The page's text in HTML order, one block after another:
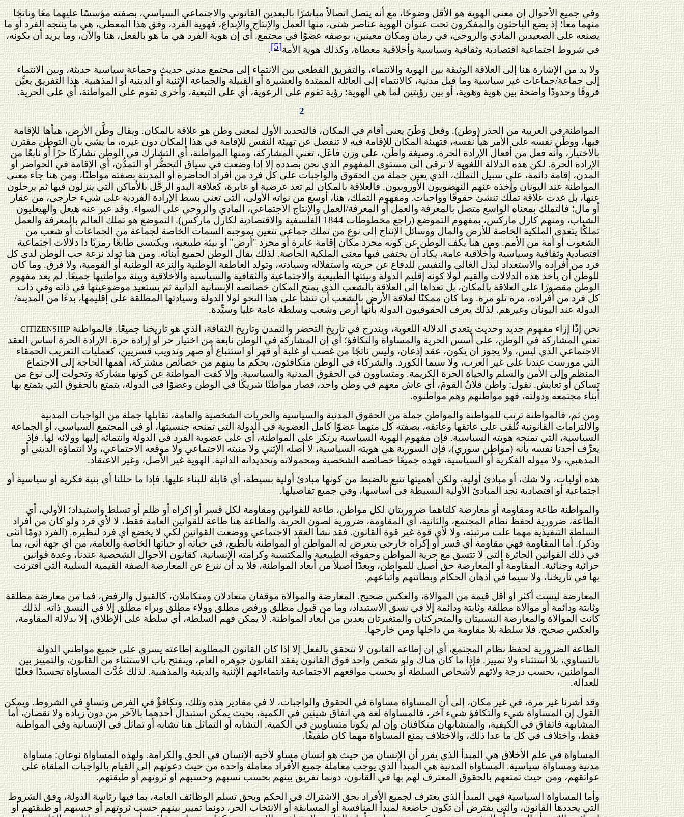
وفي جميع الأحوال إن معنى الهوية هو الأقل وضوحًا، مع أنه يتصل اتصالاً مباشرًا بالبعدين القانوني والاجتماعي السياسي، بصفته مؤسسًا عليهما معًا وناتجًا
منهما معا؛ إذ يضع الباحثون والمفكرون تحت عنوان الهوية عناصر شتى، منها العمل والإنتاج والإبداع، فهوية الفرد، وفق هذا المعطى، هي ما ينتجه الفرد أو ما
يصنعه على الصعيدين المادي والروحي، في زمان ومكان معينين، بوصفه عضوًا في مجتمع. أي إن هوية الفرد هي ما هو بالفعل، هنا والآن، وما يريد أن يكونه،
في شروط اجتماعية اقتصادية وثقافية وسياسية وأخلاقية معطاة، وكذلك هوية الأمة[5]
.
ولا بد من الإشارة هنا إلى العلاقة الوثيقة بين الهوية والانتماء، والتفريق القطعي بين الانتماء إلى مجتمع مدني حديث وجماعة سياسية حديثة، وبين الانتماء
إلى جماعة/جماعات غير سياسية وما قبل مدنية، كالانتماء إلى العائلة الممتدة والعشيرة أو القبيلة والجماعة الإثنية أو الدينية أو المذهبية. هذا التفريق يعيِّن
فروقًا وحدودًا واضحة بين هوية وهوية، أو بين رؤيتين لما هي الهوية: رؤية تقوم على الرعوية، أي على التبعية، وأخرى تقوم على المواطنة، أي على الحرية.
2
المواطنة في العربية من الجذر (وطن). وفعل وَطَنَ يعنى أقام في المكان، فالتحديد الأول لمعنى وطن هو علاقة بالمكان. ويقال وطَّن الأرض، هيأها للإقامة
فيها، ووطِّن نفسه على الأمر هيأ نفسه، فتهيئة المكان للإقامة فيه لا تنفصل عن تهيئة النفس للإقامة في هذا المكان دون غيره، ما يشي بأن التوطن مقترن
بالاختيار، وأنه فعل من أفعال الإرادة الحرة. وصيغة واطَن، على وزن فاعَل، تعني المشاركة، ومنها المواطنة، أي التشارك في الوطن تشاركًا حرًا أو نابعًا من
الإرادة الحرة. لكن هذه الدلالة اللغوية لا ترقى إلى مستوى المفهوم الذي نحن بصدده إلا إذا وضعت في سياق التحضُّر أو التمدُّن، أي الإقامة في الحواضر أو
المدن، إقامة دائمة، على سبيل التملُّك، الذي يعين جملة من الحقوق والواجبات على كل فرد من أفراد الحاضرة أو المدينة بصفته مواطنًا، ومن هنا جاء معنى
المواطنة عند اليونان وأخذه عنهم النهضويون الأوروبيون. فالعلاقة بالمكان لم تعد عرضية أو عابرة، كعلاقة البدو الرحَّل بالأماكن التي ينزلون فيها ثم يرحلون
عنها، بل غدت علاقة تملُّك تنشئ حقوقًا وواجبات. ومفهوم التملك، هنا، أوسع من نواته الأولى، التي تعني بسط الإرادة الفردية على شيء خارجي، من عقار
أو مال؛ فالتملك بمعناه الواسع متصل بالمعرفة والعمل أو المعرفة/العمل والإنتاج الاجتماعي، المادي والروحي على السواء. وقد عبر عنه هيغل والهيغليون
الشباب، ومنهم كارل ماركس، بمفهوم التموضع (راجع مخطوطات 1844 الفلسفية والاقتصادية لكارل ماركس). التموضع هو تملك العالم بالمعرفة والعمل
تملكًا يتعدى الملكية الخاصة للأرض والمال ووسائل الإنتاج إلى نوع من تملك جماعي تتعين بموجبه السمات الخاصة لجماعة من الجماعات أو شعب من
الشعوب أو أمة من الأمم. ومن هنا يكف الوطن عن كونه مجرد مكان إقامة عابرة أو مجرد "أرض" أو بيئة طبيعية، ويكتسي طابعًا رمزيًا ذا دلالات اجتماعية
اقتصادية وثقافية وسياسية وأخلاقية عامة، يكاد أن يختفي فيها معنى الملكية الخاصة. لذلك يقال الوطن لجميع أبنائه. ومن هنا تولد نزعة حب الوطن لدى كل
فرد من أفراده والاستعداد لبذل الغالي والنفيس للدفاع عن حريته واستقلاله وسيادته، وتولد العاطفة الوطنية والنزعة الوطنية أو القومية، ولا فرق. وما كان
للوطن أن يأخذ هذه الدلالات والقيم لولا كونه إقليم الدولة وبيئتها الطبيعية والاجتماعية والثقافية والسياسية والأخلاقية وبيئة مواطنيها جميعًا. لم يعد مفهوم
الوطن مقصورًا على العلاقة بالمكان، بل تعداها إلى العلاقة بالشعب الذي يمنح المكان خصائصه الإنسانية الذاتية ثم يستعيد موضوعيتها في ذاته وفي ذات
كل فرد من أفراده، مرة تلو مرة. وما كان ممكنًا لعلاقة الأرض بالشعب أن تنشأ على هذا النحو لولا الدولة وسيادتها المطلقة على إقليمها، بدءًا من المدينة/
الدولة عند اليونان وغيرهم. لذلك يعرف الحقوقيون الدولة بأنها أرض وشعب وسلطة عامة عليا وسيِّدة.
نحن إذًا إزاء مفهوم جديد وحديث يتعدى الدلالة اللغوية، ويندرج في تاريخ التحضر والتمدن وتاريخ الثقافة، الذي هو تاريخنا جميعًا. فالمواطنةCITIZENSHIP
تعني المشاركة في الوطن، على أسس الحرية والمساواة والتكافؤ؛ أي إن المشاركة في الوطن نابعة من اختيار حر أو إرادة حرة. الإرادة الحرة أساس العقد
الاجتماعي الذي ليس، ولا يجوز أن يكون، عقد إذعان، وليس ناتجًا من غصب أو غلبة أو قهر أو استتباع أو صهر وتذويب قسريين، كعمليات التعريب الحمقاء
التي مورست عندنا على غير العرب، ولا سيما الكورد. والشركاء في الوطن متكافئون، بحكم ما بينهم من خصائص مشتركة، أهمها الحاجة إلى الاجتماع
المنظم وإلى الأمن والسلم والحياة الحرة الكريمة. ومتساوون في الحقوق المدنية والسياسية. وإلا كفت المواطنة عن كونها مشاركة وتحولت إلى نوع من
تساكن أو تعايش. نقول: واطن فلانٌ القومَ، أي عاش معهم في وطن واحد، فصار مواطنًا شريكًا في الوطن وعضوًا في الدولة، يتمتع بالحقوق التي يتمتع بها
أبناء مجتمعه ودولته، فهو مواطنهم وهم مواطنوه.
ومن ثم، فالمواطنة ترتب للمواطنة والمواطن جملة من الحقوق المدنية والسياسية والحريات الشخصية والعامة، تقابلها جملة من الواجبات المدنية
والالتزامات القانونية تُلقى على عاتقها وعاتقه، بصفته كل منهما عضوًا كامل العضوية في الدولة التي تمنحه جنسيتها، أو في المجتمع السياسي، أو الجماعة
السياسية، التي تمنحه هويته السياسية. فإن مفهوم الهوية السياسية يرتكز على المواطنة، أي على عضوية الفرد في الدولة وانتمائه إليها وولائه لها. فإذ
يعرِّف أحدنا نفسه بأنه (مواطن سوري)، فإن السورية هي هويته السياسية، لا أصله الإثني ولا منبته الاجتماعي ولا موقعه الاجتماعي، ولا انتماؤه الديني أو
المذهبي، ولا ميوله الفكرية أو السياسية، فهذه جميعًا خصائصه الشخصية ومحمولاته وتحديداته الذاتية. الهوية غير الأصل، وغير الاعتقاد.
هذه أوليات، ولا شك، أو مبادئ أولية، ولكن أهميتها تنبع بالضبط من كونها مبادئ أولية بسيطة، أي قابلة للبناء عليها. فإذا ما حللنا أي بنية فكرية أو سياسية أو
اجتماعية أو اقتصادية نجد المبادئ الأولية البسيطة في أساسها، وفي جميع تفاصيلها.
والمواطنة طاعة ومقاومة أو معارضة كلتاهما ضروريتان لكل مواطن، طاعة للقوانين ومقاومة لكل قسر أو إكراه أو ظلم أو تسلط واستبداد؛ الأولى، أي
الطاعة، ضرورية لحفظ نظام المجتمع، والثانية، أي المقاومة، ضرورية لصون الحرية. والطاعة هنا طاعة للقوانين العامة فقط، لا لأي فرد ولو كان من أفراد
السلطة التنفيذية مهما علت مرتبته، ولا لأي قوة غير قوة القانون. فقد نشأ العقد الاجتماعي ووضعت القوانين لكي لا يخضع أي فرد لنظيره. (الفرد دومًا أنثى
وذكر). أما المقاومة فهي مقاومة أي قسر أو إكراه خارجي يتعرض له المواطن أو المواطنة بالطبع، في حياته أو حياتها الخاصة والعامة، من أي جهة أتى، بما
في ذلك القوانين الجائرة التي لا تتسق مع حرية المواطن وحقوقه الطبيعية والمكتسبة وكرامته الإنسانية، كقانون الأحوال الشخصية عندنا، وعدة قوانين
جزائية وجنائية. المقاومة أو المعارضة حق أصيل للمواطن، وبعدًا أصيلاً من أبعاد المواطنة، فلا بد أن ننزع عن المعارضة الصفة القيمية السلبية التي اقترنت
بها في تاريخنا، ولا سيما في أذهان الحكام وبطانتهم وأتباعهم.
المعارضة ليست أكثر أو أقل قيمة من الموالاة، والعكس صحيح. المعارضة والموالاة موقفان متعادلان ومتكاملان، كالقبول والرفض، فما من معارضة مطلقة
وثابتة ودائمة أو موالاة مطلقة وثابتة ودائمة إلا في نسق الاستبداد، وما من قبول مطلق ورفض مطلق وولاء مطلق وبراء مطلق إلا في النسق ذاته. لذلك
كانت الموالاة والمعارضة النسبيتان والمتحركتان والمتغيرتان بعدين من أبعاد المواطنة. لا يمكن فهم السلطة، أي سلطة على الإطلاق، إلا بدلالة المقاومة،
والعكس صحيح. فلا سلطة بلا مقاومة من داخلها ومن خارجها.
الطاعة الضرورية لحفظ نظام المجتمع، أي إن إطاعة القانون لا تتحقق بالفعل إلا إذا كان القانون المطلوبة إطاعته يسري على جميع مواطني الدولة
بالتساوي، بلا استثناء ولا تمييز. فإذا ما كان هناك ولو شخص واحد فوق القانون يفقد القانون جوهره العام، وينفتح باب الاستثناء من القانون، والتمييز بين
المواطنين، بحسب درجة ولائهم لأشخاص السلطة أو بحسب مواقعهم الاجتماعية وانتماءاتهم الإثنية والدينية والمذهبية. لذلك عُدَّت المساواة تجسيدًا فعليًا
للعدالة.
وقد أشرنا غير مرة، في غير مكان، إلى أن المساواة مساواة في الحقوق والواجبات، لا في مقادير هذه وتلك، وتكافؤٌ في الفرص وتساوٍ في الشروط. ويمكن
القول إن المساواة شيء والتكافؤ شيء آخر، فالمساواة لغة هي اتفاق شيئين في الكمية، بحيث يمكن استبدال أحدهما بالآخر من دون زيادة ولا نقصان، أما
المشابهة فاتفاق في الكيفية، والمتشابهان متكافئان وإن لم يكونا متساويين في الكمية. التشابه أو التماثل هنا تشابه أو تماثل في الإنسانية وفي المواطنة
فقط، واختلاف في كل ما عدا ذلك، والاختلاف يمنع المساواة مهما كان طفيفًا.
المساواة في علم الأخلاق هي المبدأ الذي يقرر أن الإنسان من حيث هو إنسان مساو لأخيه الإنسان في الحق والكرامة. ولهذه المساواة نوعان: مساواة
مدنية ومساواة سياسية. المساواة المدنية هي المبدأ الذي يوجب معاملة جميع الأفراد معاملة واحدة من حيث دعوتهم إلى القيام بالواجبات الملقاة على
عواتقهم، ومن حيث تمتعهم بالحقوق المعترف لهم بها في القانون، دونما تفريق بينهم بحسب نسبهم وحسبهم أو ثروتهم أو طبقتهم.
وأما المساواة السياسية فهي المبدأ الذي يعترف لجميع الأفراد بحق الاشتراك في الحكم وبحق تسلم الوظائف العامة، بما فيها رئاسة الدولة، وفق الشروط
التي يحددها القانون، والتي يفترض أن تكون خاضعة لمبدأ المنافسة أو المسابقة أو الانتخاب الحر، دونما تمييز بينهم حسب ثروتهم أو حسبهم أو طبقتهم أو